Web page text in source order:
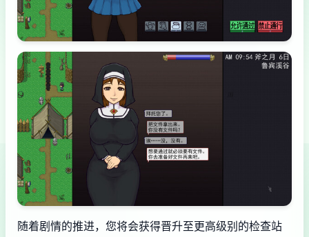
随着剧情的推进，您将会获得晋升至更高级别的检查站